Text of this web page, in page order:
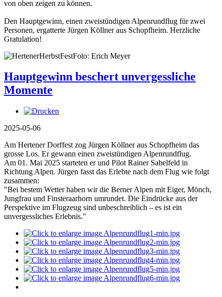
von oben zeigen zu können.
Den Hauptgewinn, einen zweistündigen Alpenrundflug für zwei
Personen, ergatterte Jürgen Köllner aus Schopfheim. Herzliche
Gratulation!
Foto: Erich Meyer
Hauptgewinn beschert unvergessliche
Momente
2025-05-06
Am Hertener Dorffest zog Jürgen Köllner aus Schopfheim das
grosse Los. Er gewann einen zweistündigen Alpenrundflug.
Am 01. Mai 2025 starteten er und Pilot Rainer Sabelfeld in
Richtung Alpen. Jürgen fasst das Erlebte nach dem Flug wie folgt
zusammen:
"Bei bestem Wetter haben wir die Berner Alpen mit Eiger, Mönch,
Jungfrau und Finsteraarhorn umrundet. Die Eindrücke aus der
Perspektive im Flugzeug sind unbeschreiblich – es ist ein
unvergessliches Erlebnis."